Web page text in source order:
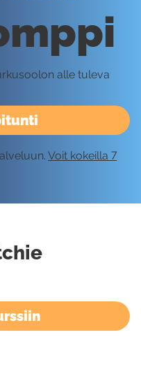
alle tuleva
Voit kokeilla 7